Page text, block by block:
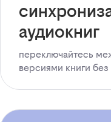
аудиокниг
переключайтесь
версиями книги